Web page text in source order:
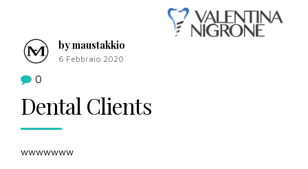
by maustakkio
6 Febbraio 2020
0
Dental Clients
wwwwwww